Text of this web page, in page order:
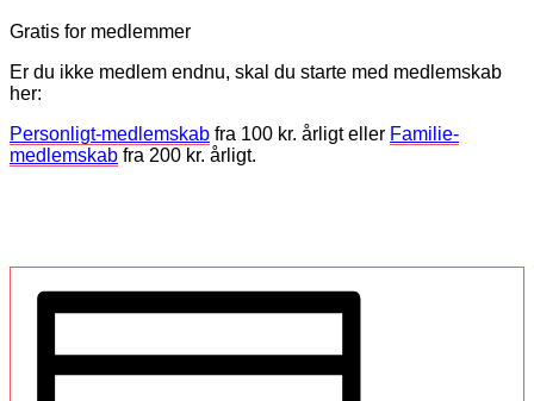
Gratis for medlemmer
Er du ikke medlem endnu, skal du starte med medlemskab
her:
Personligt-medlemskab fra 100 kr. årligt eller Familie-
medlemskab fra 200 kr. årligt.